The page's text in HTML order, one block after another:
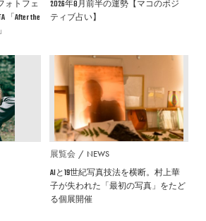
ォトフェ
「After the
2026年8月前半の運勢【マコのポジ
ティブ占い】
展覧会 NEWS
AIと19世紀写真技法を横断。村上華
子が失われた「最初の写真」をたど
る個展開催